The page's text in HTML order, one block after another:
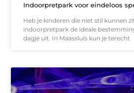
Indoorpretpark voor eindeloos
Heb je kinderen die niet stil kunnen
indoorpretpark de ideale
dagje uit. In Maassluis kun je terecht